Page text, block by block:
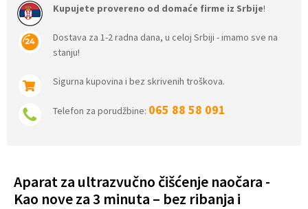
Kupujete provereno od domaće firme iz Srbije!
Dostava za 1-2 radna dana, u celoj Srbiji - imamo sve na
stanju!
Sigurna kupovina i bez skrivenih troškova.
Telefon za porudžbine: 065 88 58 091
Aparat za ultrazvučno čišćenje naočara -
Kao nove za 3 minuta – bez ribanja i